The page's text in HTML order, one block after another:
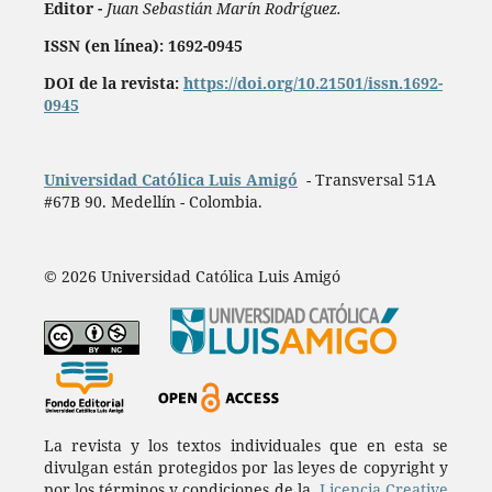
Editor - Juan Sebastián Marín Rodríguez.
ISSN (en línea): 1692-0945
DOI de la revista: https://doi.org/10.21501/issn.1692-
0945
Universidad Católica Luis Amigó - Transversal 51A
#67B 90. Medellín - Colombia.
© 2026 Universidad Católica Luis Amigó
La revista y los textos individuales que en esta se
divulgan están protegidos por las leyes de copyright y